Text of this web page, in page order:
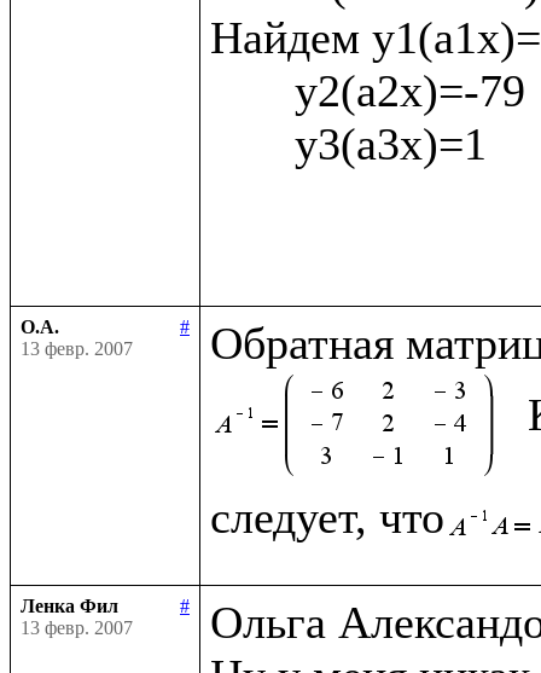
Найдем
О.А.
#
13 февр. 2007
Обратная
следует, что
Ленка Фил
#
13 февр. 2007
Ольга